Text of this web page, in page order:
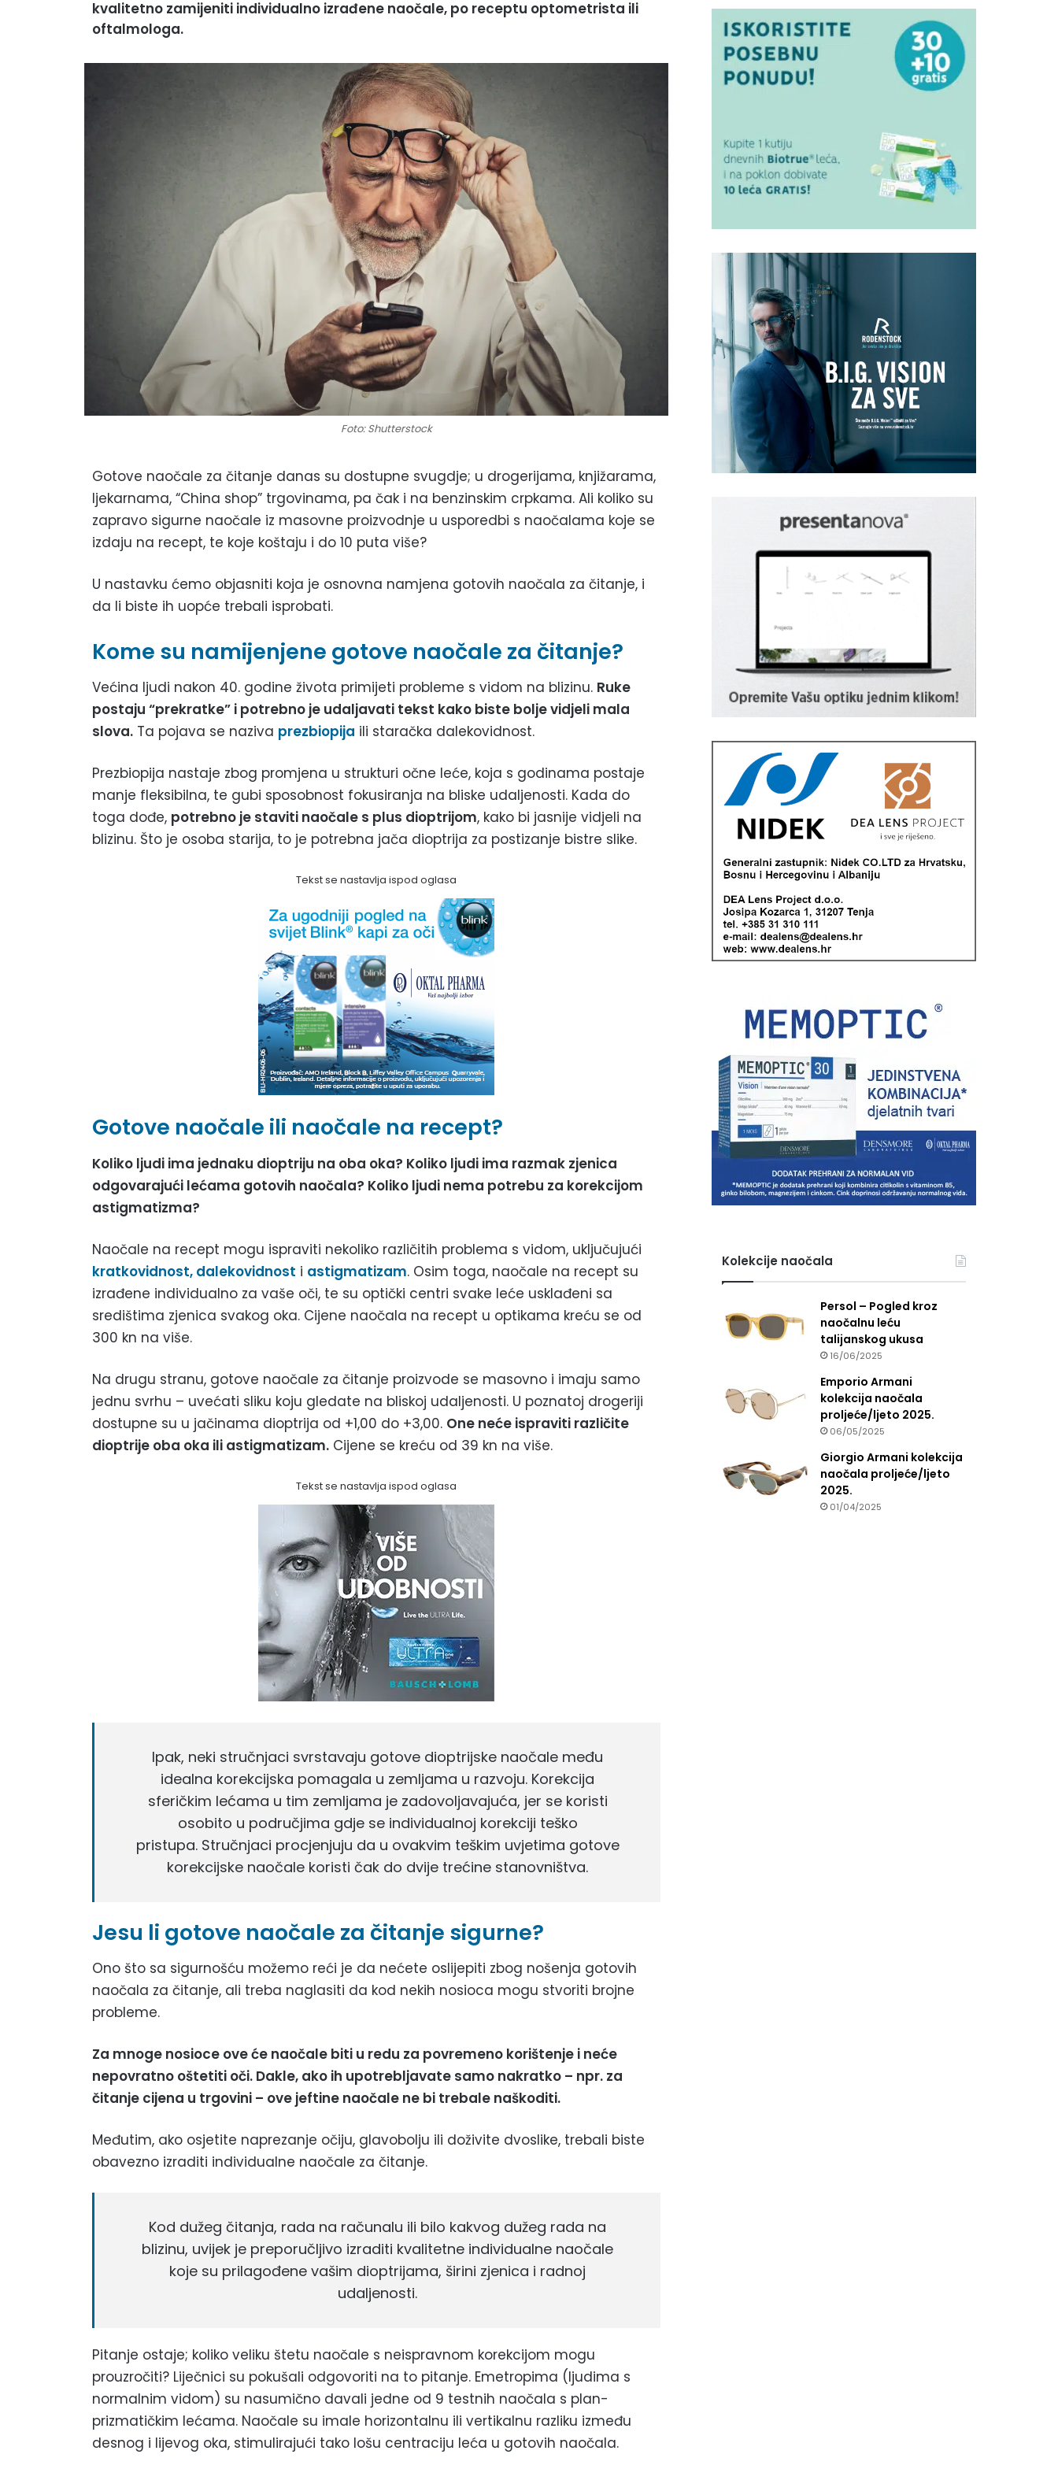
kvalitetno zamijeniti individualno izrađene naočale, po receptu optometrista ili
oftalmologa.
Foto: Shutterstock
Gotove naočale za čitanje danas su dostupne svugdje; u drogerijama, knjižarama,
ljekarnama, “China shop” trgovinama, pa čak i na benzinskim crpkama. Ali koliko su
zapravo sigurne naočale iz masovne proizvodnje u usporedbi s naočalama koje se
izdaju na recept, te koje koštaju i do 10 puta više?
U nastavku ćemo objasniti koja je osnovna namjena gotovih naočala za čitanje, i
da li biste ih uopće trebali isprobati.
Kome su namijenjene gotove naočale za čitanje?
Većina ljudi nakon 40. godine života primijeti probleme s vidom na blizinu. Ruke
postaju “prekratke” i potrebno je udaljavati tekst kako biste bolje vidjeli mala
slova. Ta pojava se naziva prezbiopija ili staračka dalekovidnost.
Prezbiopija nastaje zbog promjena u strukturi očne leće, koja s godinama postaje
manje fleksibilna, te gubi sposobnost fokusiranja na bliske udaljenosti. Kada do
toga dođe, potrebno je staviti naočale s plus dioptrijom, kako bi jasnije vidjeli na
blizinu. Što je osoba starija, to je potrebna jača dioptrija za postizanje bistre slike.
Tekst se nastavlja ispod oglasa
Gotove naočale ili naočale na recept?
Koliko ljudi ima jednaku dioptriju na oba oka? Koliko ljudi ima razmak zjenica
odgovarajući lećama gotovih naočala? Koliko ljudi nema potrebu za korekcijom
astigmatizma?
Naočale na recept mogu ispraviti nekoliko različitih problema s vidom, uključujući
kratkovidnost, dalekovidnost i astigmatizam. Osim toga, naočale na recept su
izrađene individualno za vaše oči, te su optički centri svake leće usklađeni sa
središtima zjenica svakog oka. Cijene naočala na recept u optikama kreću se od
300 kn na više.
Na drugu stranu, gotove naočale za čitanje proizvode se masovno i imaju samo
jednu svrhu – uvećati sliku koju gledate na bliskoj udaljenosti. U poznatoj drogeriji
dostupne su u jačinama dioptrija od +1,00 do +3,00. One neće ispraviti različite
dioptrije oba oka ili astigmatizam. Cijene se kreću od 39 kn na više.
Tekst se nastavlja ispod oglasa
Ipak, neki stručnjaci svrstavaju gotove dioptrijske naočale među
idealna korekcijska pomagala u zemljama u razvoju. Korekcija
sferičkim lećama u tim zemljama je zadovoljavajuća, jer se koristi
osobito u područjima gdje se individualnoj korekciji teško
pristupa. Stručnjaci procjenjuju da u ovakvim teškim uvjetima gotove
korekcijske naočale koristi čak do dvije trećine stanovništva.
Jesu li gotove naočale za čitanje sigurne?
Ono što sa sigurnošću možemo reći je da nećete oslijepiti zbog nošenja gotovih
naočala za čitanje, ali treba naglasiti da kod nekih nosioca mogu stvoriti brojne
probleme.
Za mnoge nosioce ove će naočale biti u redu za povremeno korištenje i neće
nepovratno oštetiti oči. Dakle, ako ih upotrebljavate samo nakratko – npr. za
čitanje cijena u trgovini – ove jeftine naočale ne bi trebale naškoditi.
Međutim, ako osjetite naprezanje očiju, glavobolju ili doživite dvoslike, trebali biste
obavezno izraditi individualne naočale za čitanje.
Kod dužeg čitanja, rada na računalu ili bilo kakvog dužeg rada na
blizinu, uvijek je preporučljivo izraditi kvalitetne individualne naočale
koje su prilagođene vašim dioptrijama, širini zjenica i radnoj
udaljenosti.
Pitanje ostaje; koliko veliku štetu naočale s neispravnom korekcijom mogu
prouzročiti? Liječnici su pokušali odgovoriti na to pitanje. Emetropima (ljudima s
normalnim vidom) su nasumično davali jedne od 9 testnih naočala s plan-
prizmatičkim lećama. Naočale su imale horizontalnu ili vertikalnu razliku između
desnog i lijevog oka, stimulirajući tako lošu centraciju leća u gotovih naočala.
Kolekcije naočala
Persol – Pogled kroz
naočalnu leću
talijanskog ukusa
16/06/2025
Emporio Armani
kolekcija naočala
proljeće/ljeto 2025.
06/05/2025
Giorgio Armani kolekcija
naočala proljeće/ljeto
2025.
01/04/2025